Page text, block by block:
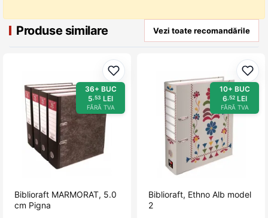
Produse similare Vezi toate recomandările
Adaugă la favorite
36+ BUC
5,53 LEI
FĂRĂ TVA
Biblioraft MARMORAT, 5.0
cm Pigna
10+ BUC
6,52LEI
FĂRĂ TVA
Biblioraft, Ethno Alb model
2